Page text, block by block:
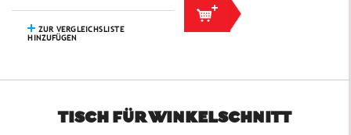
ZUR VERGLEICHSLISTE
HINZUFÜGEN
TISCH FÜR WINKELSCHNITT